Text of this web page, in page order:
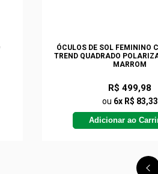
ÓCULOS DE SOL FEMININO
TREND QUADRADO
MARROM
R$ 499,98
ou 6x R$ 83,33
Adicionar ao